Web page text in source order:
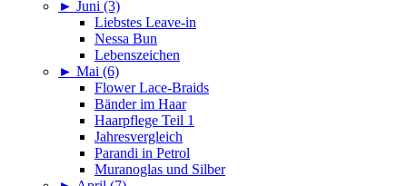
► Juni (3)
Liebstes Leave-in
Nessa Bun
Lebenszeichen
► Mai (6)
Flower Lace-Braids
Bänder im Haar
Haarpflege Teil 1
Jahresvergleich
Parandi in Petrol
Muranoglas und Silber